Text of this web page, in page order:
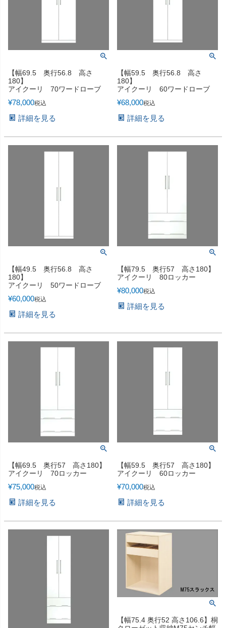
【幅69.5 奥行56.8 高さ
180】
アイクーリ 70ワードローブ
¥78,000税込
詳細を見る
【幅59.5 奥行56.8 高さ
180】
アイクーリ 60ワードローブ
¥68,000税込
詳細を見る
【幅49.5 奥行56.8 高さ
180】
アイクーリ 50ワードローブ
¥60,000税込
詳細を見る
【幅79.5 奥行57 高さ180】
アイクーリ 80ロッカー
¥80,000税込
詳細を見る
【幅69.5 奥行57 高さ180】
アイクーリ 70ロッカー
¥75,000税込
詳細を見る
【幅59.5 奥行57 高さ180】
アイクーリ 60ロッカー
¥70,000税込
詳細を見る
【幅75.4 奥行52 高さ106.6】桐